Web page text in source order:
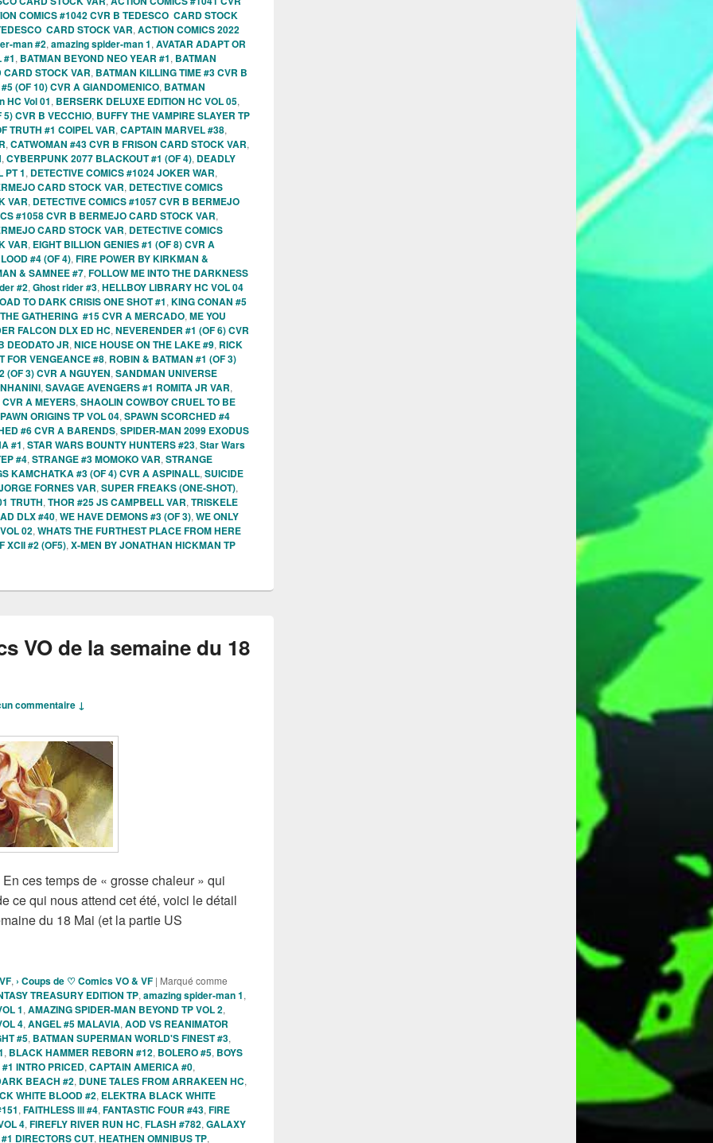
COMICS #1042 CVR B TEDESCO CARD STOCK
CARD STOCK VAR, ACTION COMICS 2022
man #2, amazing spider-man 1, AVATAR ADAPT OR
#1, BATMAN BEYOND NEO YEAR #1, BATMAN
STOCK VAR, BATMAN KILLING TIME #3 CVR B
(OF 10) CVR A GIANDOMENICO, BATMAN
HC Vol 01, BERSERK DELUXE EDITION HC VOL 05,
5) CVR B VECCHIO, BUFFY THE VAMPIRE SLAYER TP
TRUTH #1 COIPEL VAR, CAPTAIN MARVEL #38,
, CATWOMAN #43 CVR B FRISON CARD STOCK VAR,
, CYBERPUNK 2077 BLACKOUT #1 (OF 4), DEADLY
PT 1, DETECTIVE COMICS #1024 JOKER WAR,
CARD STOCK VAR, DETECTIVE COMICS
VAR, DETECTIVE COMICS #1057 CVR B BERMEJO
#1058 CVR B BERMEJO CARD STOCK VAR,
CARD STOCK VAR, DETECTIVE COMICS
VAR, EIGHT BILLION GENIES #1 (OF 8) CVR A
#4 (OF 4), FIRE POWER BY KIRKMAN &
& SAMNEE #7, FOLLOW ME INTO THE DARKNESS
#2, Ghost rider #3, HELLBOY LIBRARY HC VOL 04
TO DARK CRISIS ONE SHOT #1, KING CONAN #5
GATHERING #15 CVR A MERCADO, ME YOU
FALCON DLX ED HC, NEVERENDER #1 (OF 6) CVR
DEODATO JR, NICE HOUSE ON THE LAKE #9, RICK
FOR VENGEANCE #8, ROBIN & BATMAN #1 (OF 3)
(OF 3) CVR A NGUYEN, SANDMAN UNIVERSE
, SAVAGE AVENGERS #1 ROMITA JR VAR,
A MEYERS, SHAOLIN COWBOY CRUEL TO BE
ORIGINS TP VOL 04, SPAWN SCORCHED #4
#6 CVR A BARENDS, SPIDER-MAN 2099 EXODUS
#1, STAR WARS BOUNTY HUNTERS #23, Star Wars
#4, STRANGE #3 MOMOKO VAR, STRANGE
KAMCHATKA #3 (OF 4) CVR A ASPINALL, SUICIDE
FORNES VAR, SUPER FREAKS (ONE-SHOT),
TRUTH, THOR #25 JS CAMPBELL VAR, TRISKELE
DLX #40, WE HAVE DEMONS #3 (OF 3), WE ONLY
02, WHATS THE FURTHEST PLACE FROM HERE
XCII #2 (OF5), X-MEN BY JONATHAN HICKMAN TP
VO de la semaine du 18
commentaire ↓
ces temps de « grosse chaleur » qui
ce qui nous attend cet été, voici le détail
du 18 Mai (et la partie US
Comics VO de la semaine du 18 Mai 2022 !!!
, › Coups de ♡ Comics VO & VF | Marqué comme
TREASURY EDITION TP, amazing spider-man 1,
1, AMAZING SPIDER-MAN BEYOND TP VOL 2,
4, ANGEL #5 MALAVIA, AOD VS REANIMATOR
#5, BATMAN SUPERMAN WORLD'S FINEST #3,
, BLACK HAMMER REBORN #12, BOLERO #5, BOYS
INTRO PRICED, CAPTAIN AMERICA #0,
BEACH #2, DUNE TALES FROM ARRAKEEN HC,
WHITE BLOOD #2, ELEKTRA BLACK WHITE
, FAITHLESS lll #4, FANTASTIC FOUR #43, FIRE
4, FIREFLY RIVER RUN HC, FLASH #782, GALAXY
DIRECTORS CUT, HEATHEN OMNIBUS TP,